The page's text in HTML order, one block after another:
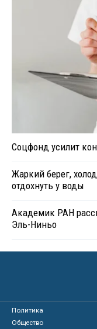
Соцфонд усилит
Жаркий берег,
отдохнуть у воды
Академик РАН
Эль-Ниньо
Политика
Общество